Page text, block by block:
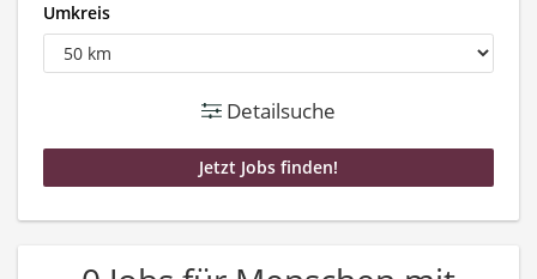
Umkreis
Detailsuche